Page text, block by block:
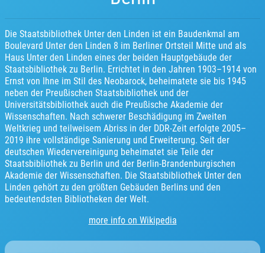
Die Staatsbibliothek Unter den Linden ist ein Baudenkmal am
Boulevard Unter den Linden 8 im Berliner Ortsteil Mitte und als
Haus Unter den Linden eines der beiden Hauptgebäude der
Staatsbibliothek zu Berlin. Errichtet in den Jahren 1903–1914 von
Ernst von Ihne im Stil des Neobarock, beheimatete sie bis 1945
neben der Preußischen Staatsbibliothek und der
Universitätsbibliothek auch die Preußische Akademie der
Wissenschaften. Nach schwerer Beschädigung im Zweiten
Weltkrieg und teilweisem Abriss in der DDR-Zeit erfolgte 2005–
2019 ihre vollständige Sanierung und Erweiterung. Seit der
deutschen Wiedervereinigung beheimatet sie Teile der
Staatsbibliothek zu Berlin und der Berlin-Brandenburgischen
Akademie der Wissenschaften. Die Staatsbibliothek Unter den
Linden gehört zu den größten Gebäuden Berlins und den
bedeutendsten Bibliotheken der Welt.
more info on Wikipedia